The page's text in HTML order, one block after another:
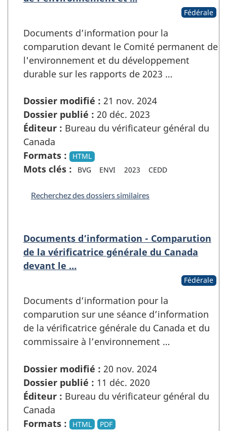
Fédérale
Documents d’information pour la
comparution devant le Comité permanent de
l'environnement et du développement
durable sur les rapports de 2023 …
Dossier modifié : 21 nov. 2024
Dossier publié : 20 déc. 2023
Éditeur : Bureau du vérificateur général du
Canada
Formats :
HTML
Mots clés : BVG ENVI 2023 CEDD
Recherchez des dossiers similaires
Documents d’information - Comparution
de la vérificatrice générale du Canada
devant le …
Fédérale
Documents d’information pour la
comparution sur une séance d’information
de la vérificatrice générale du Canada et du
commissaire à l’environnement …
Dossier modifié : 20 nov. 2024
Dossier publié : 11 déc. 2020
Éditeur : Bureau du vérificateur général du
Canada
Formats :
HTML PDF